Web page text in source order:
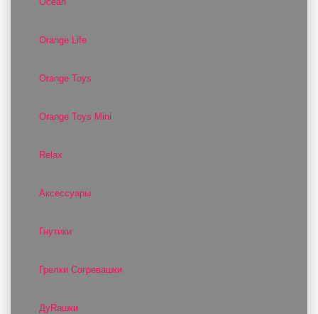
Orange Life
Orange Toys
Orange Toys Mini
Relax
Аксессуары
Гнутики
Грелки Согревашки
ДуRашки